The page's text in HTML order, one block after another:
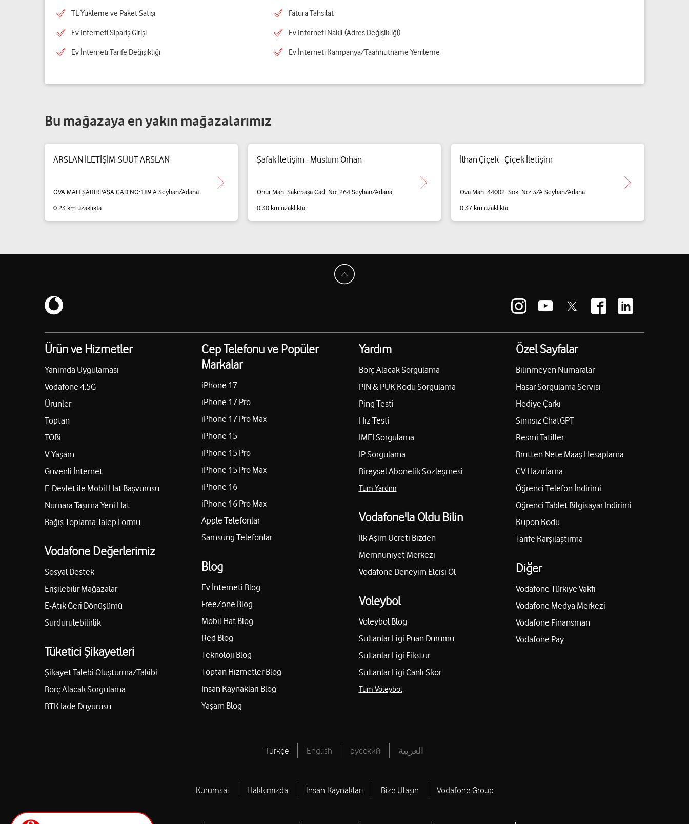
TL Yükleme ve Paket Satışı Fatura Tahsilat
Ev İnterneti Sipariş Girişi Ev İnterneti Nakil (Adres Değişikliği)
Ev İnterneti Tarife Değişikliği Ev İnterneti Kampanya/Taahhütname Yenileme
Bu mağazaya en yakın mağazalarımız
ARSLAN İLETİŞİM-SUUT ARSLAN
OVA MAH.ŞAKİRPAŞA CAD.NO:189 A Seyhan/Adana
0.23 km uzaklıkta
Şafak İletişim - Müslüm Orhan
Onur Mah. Şakirpaşa Cad. No: 264 Seyhan/Adana
0.30 km uzaklıkta
İlhan Çiçek - Çiçek İletişim
Ova Mah. 44002. Sok. No: 3/A Seyhan/Adana
0.37 km uzaklıkta
Ürün ve Hizmetler
Yanımda Uygulaması
Vodafone 4.5G
Ürünler
Toptan
TOBi
V-Yaşam
Güvenli İnternet
E-Devlet ile Mobil Hat Başvurusu
Numara Taşıma Yeni Hat
Bağış Toplama Talep Formu
Vodafone Değerlerimiz
Sosyal Destek
Erişilebilir Mağazalar
E-Atık Geri Dönüşümü
Sürdürülebilirlik
Tüketici Şikayetleri
Şikayet Talebi Oluşturma/Takibi
Borç Alacak Sorgulama
BTK İade Duyurusu
Cep Telefonu ve Popüler
Markalar
iPhone 17
iPhone 17 Pro
iPhone 17 Pro Max
iPhone 15
iPhone 15 Pro
iPhone 15 Pro Max
iPhone 16
iPhone 16 Pro Max
Apple Telefonlar
Samsung Telefonlar
Blog
Ev İnterneti Blog
FreeZone Blog
Mobil Hat Blog
Red Blog
Teknoloji Blog
Toptan Hizmetler Blog
İnsan Kaynakları Blog
Yaşam Blog
Yardım
Borç Alacak Sorgulama
PIN & PUK Kodu Sorgulama
Ping Testi
Hız Testi
IMEI Sorgulama
IP Sorgulama
Bireysel Abonelik Sözleşmesi
Tüm Yardım
Vodafone'la Oldu Bilin
İlk Aşım Ücreti Bizden
Memnuniyet Merkezi
Vodafone Deneyim Elçisi Ol
Voleybol
Voleybol Blog
Sultanlar Ligi Puan Durumu
Sultanlar Ligi Fikstür
Sultanlar Ligi Canlı Skor
Tüm Voleybol
Özel Sayfalar
Bilinmeyen Numaralar
Hasar Sorgulama Servisi
Hediye Çarkı
Sınırsız ChatGPT
Resmi Tatiller
Brütten Nete Maaş Hesaplama
CV Hazırlama
Öğrenci Telefon İndirimi
Öğrenci Tablet Bilgisayar İndirimi
Kupon Kodu
Tarife Karşılaştırma
Diğer
Vodafone Türkiye Vakfı
Vodafone Medya Merkezi
Vodafone Finansman
Vodafone Pay
Türkçe English русский العربية
Kurumsal Hakkımızda İnsan Kaynakları Bize Ulaşın Vodafone Group